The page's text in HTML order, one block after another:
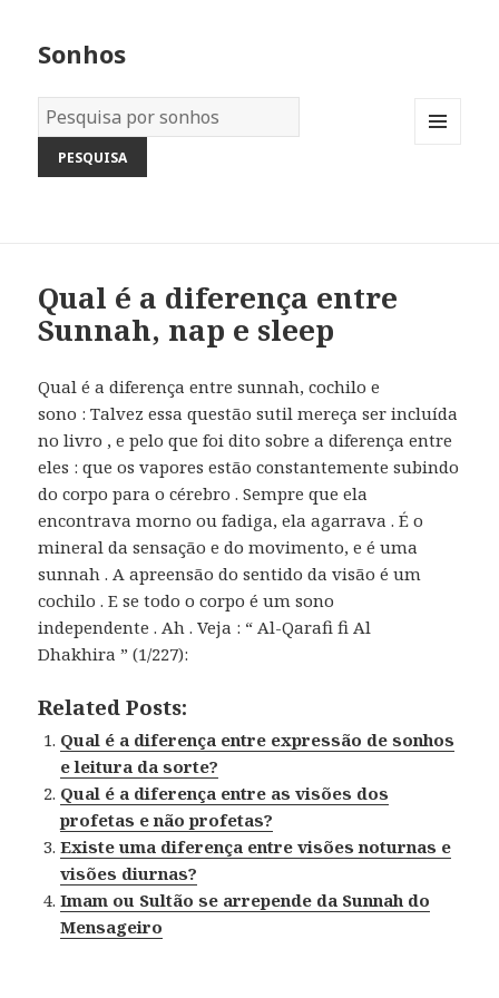
Sonhos
Dicionário
dos
Sonhos:
Qual é a diferença entre
Sunnah, nap e sleep
Qual é a diferença entre sunnah, cochilo e
sono : Talvez essa questão sutil mereça ser incluída
no livro , e pelo que foi dito sobre a diferença entre
eles : que os vapores estão constantemente subindo
do corpo para o cérebro . Sempre que ela
encontrava morno ou fadiga, ela agarrava . É o
mineral da sensação e do movimento, e é uma
sunnah . A apreensão do sentido da visão é um
cochilo . E se todo o corpo é um sono
independente . Ah . Veja : “ Al-Qarafi fi Al
Dhakhira ” (1/227):
Related Posts:
Qual é a diferença entre expressão de sonhos
e leitura da sorte?
Qual é a diferença entre as visões dos
profetas e não profetas?
Existe uma diferença entre visões noturnas e
visões diurnas?
Imam ou Sultão se arrepende da Sunnah do
Mensageiro